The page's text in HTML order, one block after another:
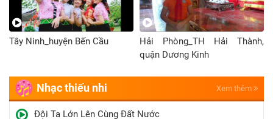
Tây Ninh_huyện Bến Cầu
Hải Phòng_TH Hải Thành,
quận Dương Kinh
Nhạc thiếu nhi Xem thêm
Đội Ta Lớn Lên Cùng Đất Nước